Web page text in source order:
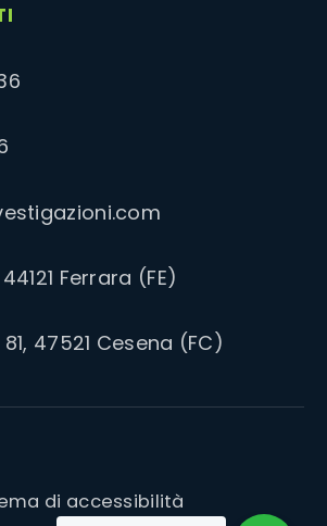
Ferrara (FE)
47521 Cesena (FC)
di accessibilità